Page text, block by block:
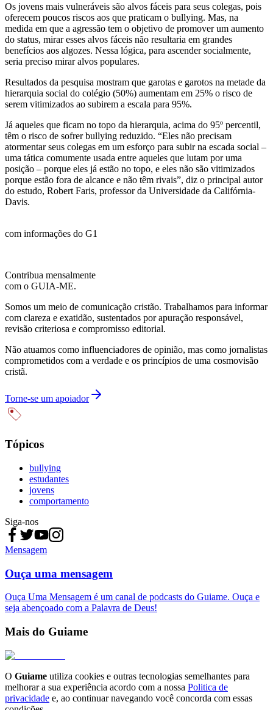
Os jovens mais vulneráveis são alvos fáceis para seus colegas, pois
oferecem poucos riscos aos que praticam o bullying. Mas, na
medida em que a agressão tem o objetivo de promover um aumento
do status, mirar esses alvos fáceis não resultaria em grandes
benefícios aos algozes. Nessa lógica, para ascender socialmente,
seria preciso mirar alvos populares.
Resultados da pesquisa mostram que garotas e garotos na metade da
hierarquia social do colégio (50%) aumentam em 25% o risco de
serem vitimizados ao subirem a escala para 95%.
Já aqueles que ficam no topo da hierarquia, acima do 95º percentil,
têm o risco de sofrer bullying reduzido. “Eles não precisam
atormentar seus colegas em um esforço para subir na escada social –
uma tática comumente usada entre aqueles que lutam por uma
posição – porque eles já estão no topo, e eles não são vitimizados
porque estão fora de alcance e não têm rivais”, diz o principal autor
do estudo, Robert Faris, professor da Universidade da Califórnia-
Davis.
com informações do G1
Contribua mensalmente
com o GUIA-ME.
Somos um meio de comunicação cristão. Trabalhamos para informar
com clareza e exatidão, sustentados por apuração responsável,
revisão criteriosa e compromisso editorial.
Não atuamos como influenciadores de opinião, mas como jornalistas
comprometidos com a verdade e os princípios de uma cosmovisão
cristã.
Torne-se um apoiador
Tópicos
bullying
estudantes
jovens
comportamento
Siga-nos
Mensagem
Ouça uma mensagem
Ouça Uma Mensagem é um canal de podcasts do Guiame. Ouça e
seja abençoado com a Palavra de Deus!
Mais do Guiame
O Guiame utiliza cookies e outras tecnologias semelhantes para
melhorar a sua experiência acordo com a nossa Politica de
privacidade e, ao continuar navegando você concorda com essas